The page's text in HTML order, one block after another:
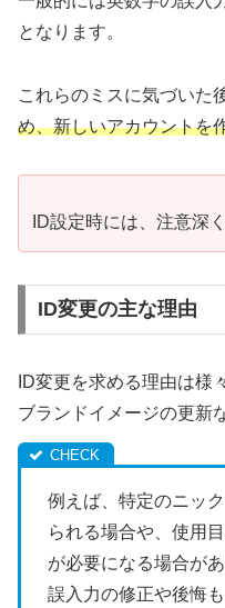
となります。
これらのミスに気づいた
め、新しいアカウントを
ID設定時には、注意深
ID変更の主な理由
ID変更を求める理由は様
ブランドイメージの更新
例えば、特定のニッ
られる場合や、使用
が必要になる場合があ
誤入力の修正や後悔